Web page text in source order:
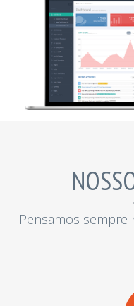
Pensamos sempre